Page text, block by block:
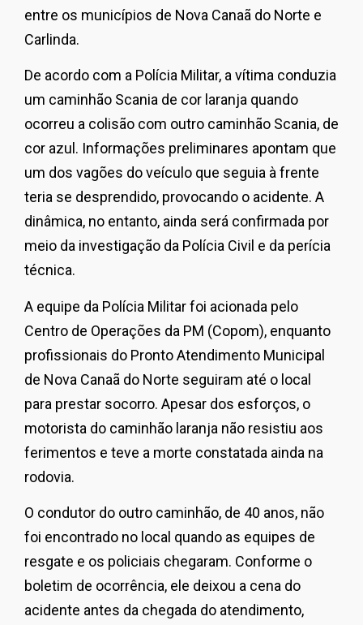
entre os municípios de Nova Canaã do Norte e
Carlinda.
De acordo com a Polícia Militar, a vítima conduzia
um caminhão Scania de cor laranja quando
ocorreu a colisão com outro caminhão Scania, de
cor azul. Informações preliminares apontam que
um dos vagões do veículo que seguia à frente
teria se desprendido, provocando o acidente. A
dinâmica, no entanto, ainda será confirmada por
meio da investigação da Polícia Civil e da perícia
técnica.
A equipe da Polícia Militar foi acionada pelo
Centro de Operações da PM (Copom), enquanto
profissionais do Pronto Atendimento Municipal
de Nova Canaã do Norte seguiram até o local
para prestar socorro. Apesar dos esforços, o
motorista do caminhão laranja não resistiu aos
ferimentos e teve a morte constatada ainda na
rodovia.
O condutor do outro caminhão, de 40 anos, não
foi encontrado no local quando as equipes de
resgate e os policiais chegaram. Conforme o
boletim de ocorrência, ele deixou a cena do
acidente antes da chegada do atendimento,